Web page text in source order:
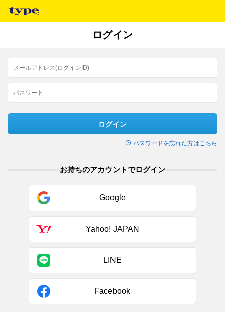
ログイン
ログイン
パスワードを忘れた方はこちら
お持ちのアカウントでログイン
Google
Yahoo! JAPAN
LINE
Facebook